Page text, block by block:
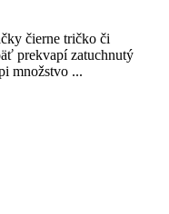
čierne tričko či
prekvapí zatuchnutý
množstvo ...